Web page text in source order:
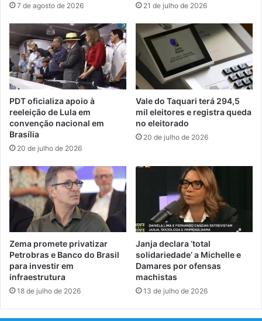
7 de agosto de 2026 21 de julho de 2026
PDT oficializa apoio à
reeleição de Lula em
convenção nacional em
Brasília
20 de julho de 2026
Vale do Taquari terá 294,5
mil eleitores e registra queda
no eleitorado
20 de julho de 2026
Zema promete privatizar
Petrobras e Banco do Brasil
para investir em
infraestrutura
18 de julho de 2026
Janja declara ‘total
solidariedade’ a Michelle e
Damares por ofensas
machistas
13 de julho de 2026